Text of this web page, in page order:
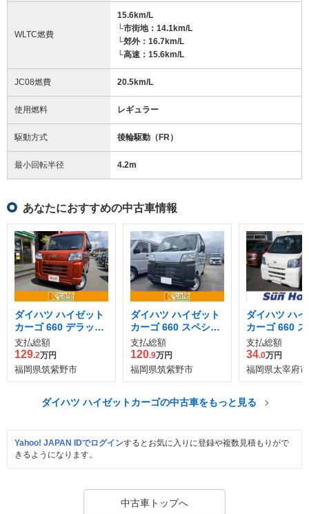
WLTC燃費
15.6km/L
└市街地：14.1km/L
└郊外：16.7km/L
└高速：15.6km/L
JC08燃費 20.5km/L
使用燃料 レギュラー
駆動方式 後輪駆動（FR）
最小回転半径 4.2m
あなたにおすすめの中古車情報
ダイハツ ハイゼット
カーゴ 660 デラック
ス
支払総額
129.2万円
福岡県筑紫野市
ダイハツ ハイゼット
カーゴ 660 スペシャ
ル
支払総額
120.9万円
福岡県筑紫野市
ダイハツ ハ
カーゴ 660
ル ハイルーフ
支払総額
34.0万円
福岡県太宰府市
ダイハツ ハイゼットカーゴの中古車をもっと見る
Yahoo! JAPAN IDでログインするとお気に入りに登録や複数見積もりがで
きるようになります。
中古車トップへ